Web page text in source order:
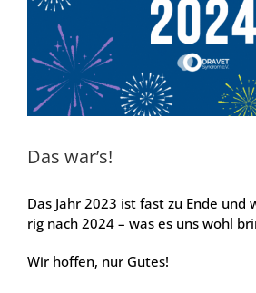
Das war’s!
Das Jahr 2023 ist fast zu Ende
rig nach 2024 – was es uns wohl
Wir hof­fen, nur Gutes!